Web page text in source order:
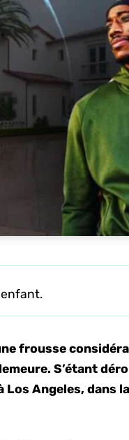
frousse
S’étant
Los Angeles, dans